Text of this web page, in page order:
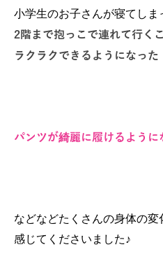
小学生のお子さんが寝てしま
2階まで抱っこで連れて行く
ラクラクできるようになった
パンツが綺麗に履けるように
などなどたくさんの身体の変
感じてくださいました♪